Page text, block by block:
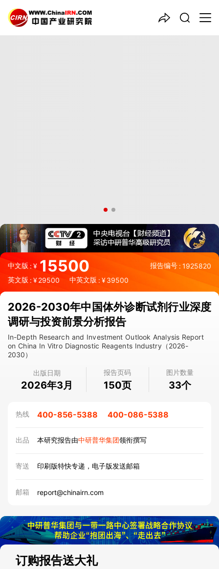
中文版:¥ 15500 报告编号 : 1925820
英文版 : ¥29500 中英文版 : ¥39500
2026-2030年中国体外诊断试剂行业深度
调研与投资前景分析报告
In-Depth Research and Investment Outlook Analysis Report
on China In Vitro Diagnostic Reagents Industry（2026-
2030）
出版日期
2026年3月
报告页码
150页
图片数量
33个
热线 400-856-5388 400-086-5388
出品 本研究报告由中研普华集团领衔撰写
寄送 印刷版特快专递，电子版发送邮箱
邮箱 report@chinairn.com
订购报告送大礼
中国产业咨询领导者
多元化、高学历的实战型精英团队